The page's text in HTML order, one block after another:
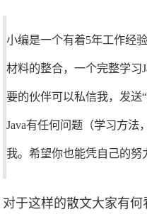
小编是一个有着5年工作经
材料的整合，一个完整学习
要的伙伴可以私信我，发送
Java有任何问题（学习方法
我。希望你也能凭自己的努
对于这样的散文大家有何